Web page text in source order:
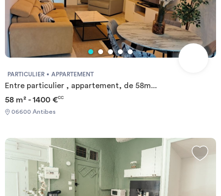
PARTICULIER APPARTEMENT
Entre particulier , appartement, de 58m...
58 m² - 1400 €CC
06600 Antibes